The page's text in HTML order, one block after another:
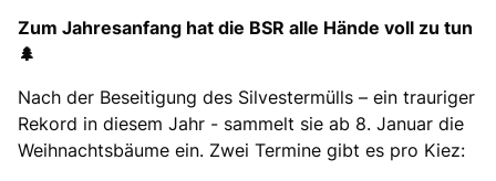
Zum Jahresanfang hat die BSR alle Hände voll zu tun
🌲
Nach der Beseitigung des Silvestermülls – ein trauriger
Rekord in diesem Jahr - sammelt sie ab 8. Januar die
Weihnachtsbäume ein. Zwei Termine gibt es pro Kiez: